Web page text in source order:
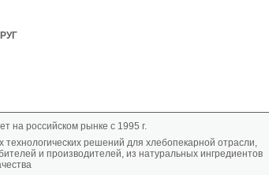
на российском рынке с 1995 г.
решений для хлебопекарной отрасли,
и производителей, из натуральных ингредиентов